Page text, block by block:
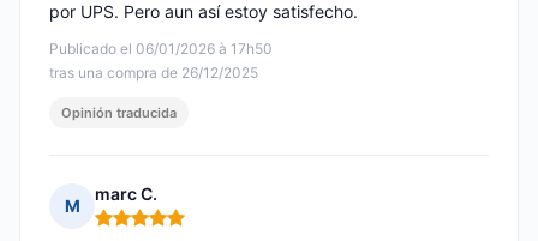
Publicado el 06/01/2026 à 17h50
tras una compra de 26/12/2025
por UPS. Pero aun así estoy satisfecho.
Opinión traducida
M
marc C.
Nota: 5 de 5